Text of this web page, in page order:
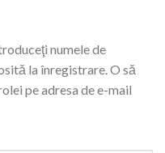
numele de
la înregistrare. O să
pe adresa de e-mail